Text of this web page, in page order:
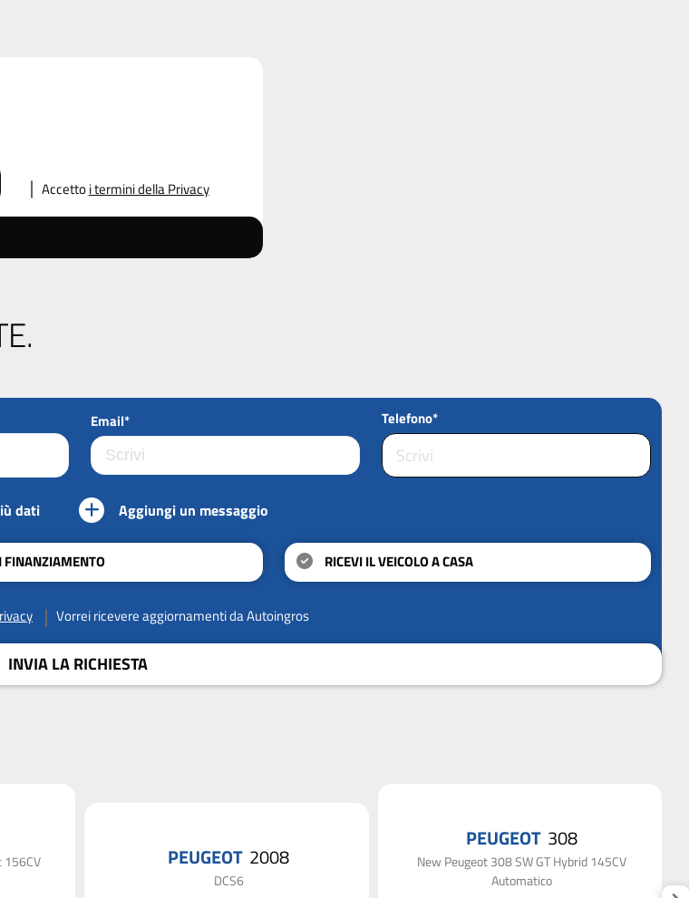
Accettoi termini della Privacy
Email* Telefono*
dati Aggiungi un messaggio
FINANZIAMENTO RICEVI IL VEICOLO A CASA
Vorrei ricevere aggiornamenti da Autoingros
INVIA LA RICHIESTA
156CV
PEUGEOT 2008
DCS6
PEUGEOT 308
New Peugeot 308 SW GT Hybrid 145CV
Automatico